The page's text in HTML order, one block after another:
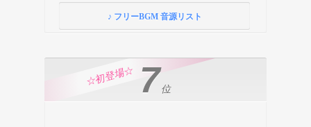
♪ フリーBGM 音源リスト
7位
☆初登場☆